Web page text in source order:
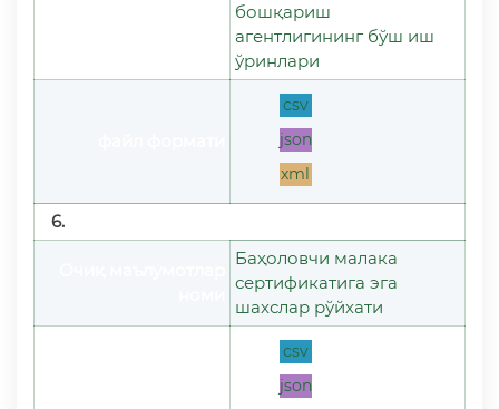
бошқариш
агентлигининг бўш иш
ўринлари
csv
json
xml
6.
Баҳоловчи малака
сертификатига эга
шахслар рўйхати
csv
json